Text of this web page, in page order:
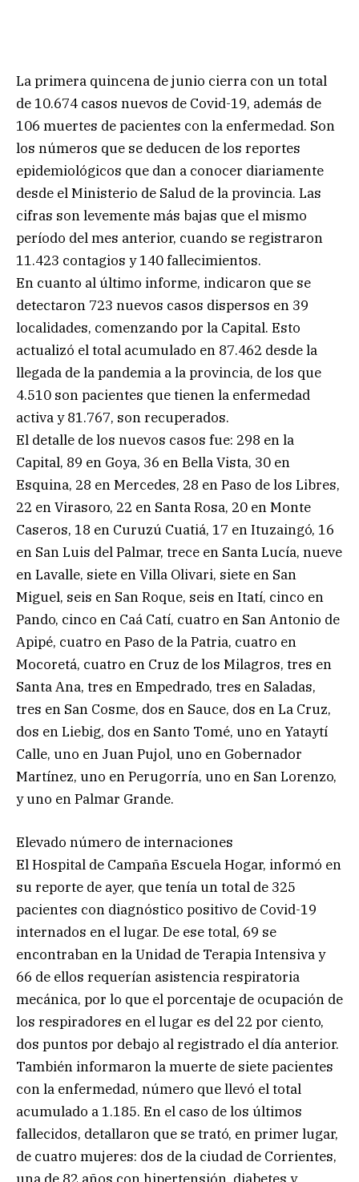
La primera quincena de junio cierra con un total
de 10.674 casos nuevos de Covid-19, además de
106 muertes de pacientes con la enfermedad. Son
los números que se deducen de los reportes
epidemiológicos que dan a conocer diariamente
desde el Ministerio de Salud de la provincia. Las
cifras son levemente más bajas que el mismo
período del mes anterior, cuando se registraron
11.423 contagios y 140 fallecimientos.
En cuanto al último informe, indicaron que se
detectaron 723 nuevos casos dispersos en 39
localidades, comenzando por la Capital. Esto
actualizó el total acumulado en 87.462 desde la
llegada de la pandemia a la provincia, de los que
4.510 son pacientes que tienen la enfermedad
activa y 81.767, son recuperados.
El detalle de los nuevos casos fue: 298 en la
Capital, 89 en Goya, 36 en Bella Vista, 30 en
Esquina, 28 en Mercedes, 28 en Paso de los Libres,
22 en Virasoro, 22 en Santa Rosa, 20 en Monte
Caseros, 18 en Curuzú Cuatiá, 17 en Ituzaingó, 16
en San Luis del Palmar, trece en Santa Lucía, nueve
en Lavalle, siete en Villa Olivari, siete en San
Miguel, seis en San Roque, seis en Itatí, cinco en
Pando, cinco en Caá Catí, cuatro en San Antonio de
Apipé, cuatro en Paso de la Patria, cuatro en
Mocoretá, cuatro en Cruz de los Milagros, tres en
Santa Ana, tres en Empedrado, tres en Saladas,
tres en San Cosme, dos en Sauce, dos en La Cruz,
dos en Liebig, dos en Santo Tomé, uno en Yataytí
Calle, uno en Juan Pujol, uno en Gobernador
Martínez, uno en Perugorría, uno en San Lorenzo,
y uno en Palmar Grande.
Elevado número de internaciones
El Hospital de Campaña Escuela Hogar, informó en
su reporte de ayer, que tenía un total de 325
pacientes con diagnóstico positivo de Covid-19
internados en el lugar. De ese total, 69 se
encontraban en la Unidad de Terapia Intensiva y
66 de ellos requerían asistencia respiratoria
mecánica, por lo que el porcentaje de ocupación de
los respiradores en el lugar es del 22 por ciento,
dos puntos por debajo al registrado el día anterior.
También informaron la muerte de siete pacientes
con la enfermedad, número que llevó el total
acumulado a 1.185. En el caso de los últimos
fallecidos, detallaron que se trató, en primer lugar,
de cuatro mujeres: dos de la ciudad de Corrientes,